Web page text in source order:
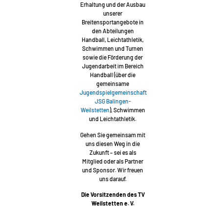
Erhaltung und der Ausbau
unserer
Breitensportangebote in
den Abteilungen
Handball, Leichtathletik,
Schwimmen und Turnen
sowie die Förderung der
Jugendarbeit im Bereich
Handball (über die
gemeinsame
Jugendspielgemeinschaft
JSG Balingen-
Weilstetten), Schwimmen
und Leichtathletik.
Gehen Sie gemeinsam mit
uns diesen Weg in die
Zukunft – sei es als
Mitglied oder als Partner
und Sponsor. Wir freuen
uns darauf.
Die Vorsitzenden des TV
Weilstetten e. V.